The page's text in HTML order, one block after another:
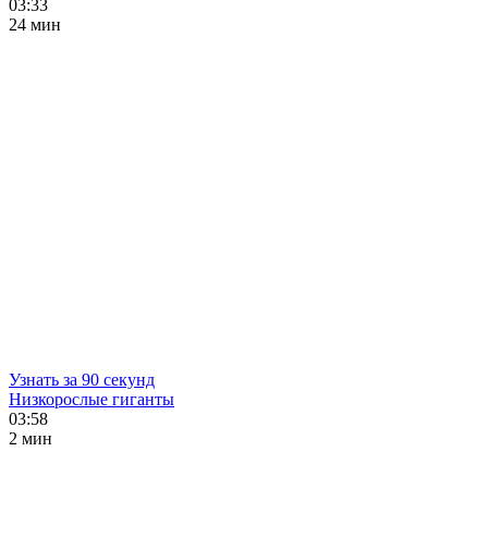
03:33
24 мин
Узнать за 90 секунд
Низкорослые гиганты
03:58
2 мин